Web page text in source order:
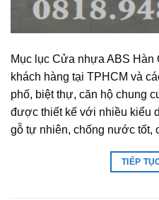
Mục lục Cửa nhựa ABS Hàn
khách hàng tại TPHCM và
phố, biệt thự, căn hộ chung
được thiết kế với nhiều kiểu
gỗ tự nhiên, chống nước tốt,
TIẾP